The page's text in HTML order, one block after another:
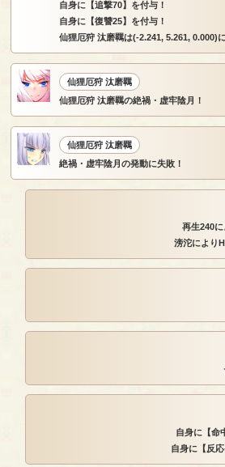
自身に【追撃70】を付与！
自身に【復讐25】を付与！
仙狸厄狩 汰磨羈は(-2.241, 5.261, 0.000)
仙狸厄狩 汰磨羈
仙狸厄狩 汰磨羈の絶禍・虚牢陰月！
仙狸厄狩 汰磨羈
絶禍・虚牢陰月の発動に失敗！
再生240に
滂沱により
自身に【命
自身に【反